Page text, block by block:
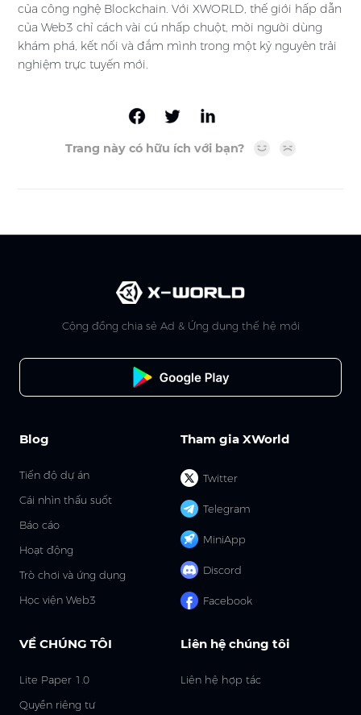
của công nghệ Blockchain. Với XWORLD, thế giới hấp dẫn
của Web3 chỉ cách vài cú nhấp chuột, mời người dùng
khám phá, kết nối và đắm mình trong một kỷ nguyên trải
nghiệm trực tuyến mới.
Trang này có hữu ích với bạn?
Cộng đồng chia sẻ Ad & Ứng dụng thế hệ mới
Tham gia XWorld
Twitter
Telegram
MiniApp
Discord
Facebook
Blog
Tiến độ dự án
Cái nhìn thấu suốt
Báo cáo
Hoạt động
Trò chơi và ứng dụng
Học viện Web3
VỀ CHÚNG TÔI
Lite Paper 1.0
Quyền riêng tư
Liên hệ chúng tôi
Liên hệ hợp tác